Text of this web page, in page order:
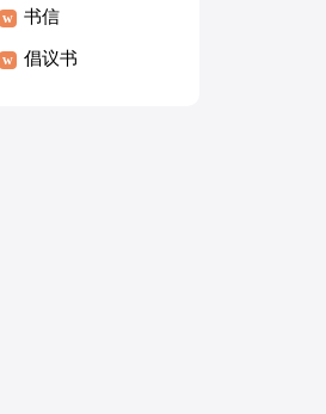
书信
倡议书